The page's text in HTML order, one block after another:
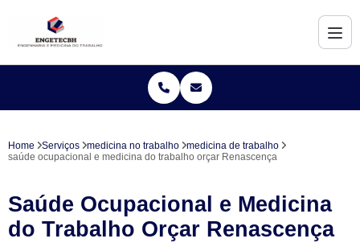
Home Serviços medicina no trabalho
medicina de trabalho
saúde ocupacional e medicina do trabalho orçar Renascença
Saúde Ocupacional e Medicina
do Trabalho Orçar Renascença